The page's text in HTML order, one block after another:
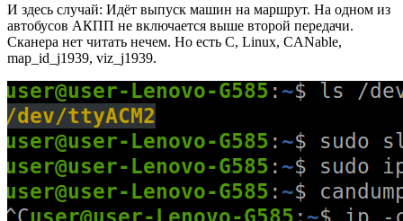
И здесь случай: Идёт выпуск машин на маршрут. На одном из
автобусов АКПП не включается выше второй передачи.
Сканера нет читать нечем. Но есть C, Linux, CANable,
map_id_j1939, viz_j1939.